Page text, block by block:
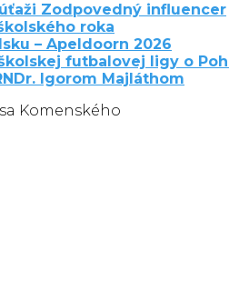
Zodpovedný influencer
roka
– Apeldoorn 2026
futbalovej ligy o
Igorom Majláthom
Komenského